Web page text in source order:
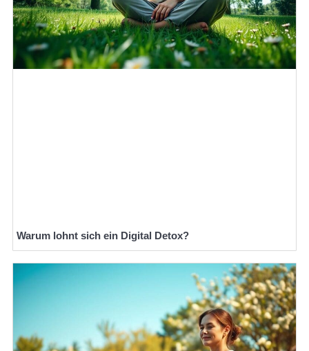
Warum lohnt sich ein Digital Detox?